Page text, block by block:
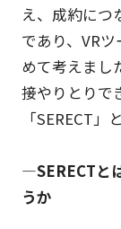
え、成約につ
であり、VR
めて考えまし
接やりとりで
「SERECT
―SERECTと
うか